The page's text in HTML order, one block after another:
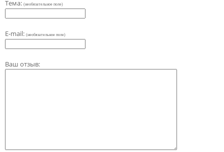
Тема: (необязательное поле)
E-mail: (необязательное поле)
Ваш отзыв: